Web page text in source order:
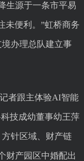
生源于一条市平易
未便利。”虹桥商务
办理总队建立事
者跟主体验AI智能
技成幼董事幼王萍
针区域、财产链
财产园区中婚配出